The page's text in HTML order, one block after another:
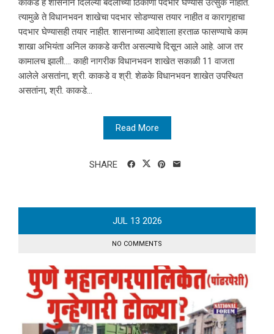
काकडे हे शासनाने दिलेल्या बदलीच्या ठिकाणी पदभार घेण्यास उत्सुक नाहीत.
त्यामुळे ते विधानभवन शाखेचा पदभार सोडण्यास तयार नाहीत व कारागृहाचा
पदभार घेण्यासही तयार नाहीत. शासनाच्या आदेशाला हरताळ फासण्याचे काम
शाखा अभियंता अनिल काकडे करीत असल्याचे दिसून आले आहे. आज तर
कामालच झाली…. काही नागरीक विधानभवन शाखेत सकाळी 11 वाजता
आलेले असतांना, श्री. काकडे व श्री. शेळके विधानभवन शाखेत उपस्थित
असतांना, श्री. काकडे...
Read More
SHARE
JUL 13 2026
NO COMMENTS